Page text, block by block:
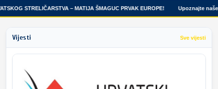
STRELIČARSTVA – MATIJA ŠMAGUC PRVAK EUROPE! Upoznajte naše
Vijesti Sve vijesti